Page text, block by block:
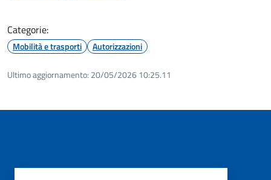
Categorie:
Mobilità e trasporti Autorizzazioni
Ultimo aggiornamento: 20/05/2026 10:25.11